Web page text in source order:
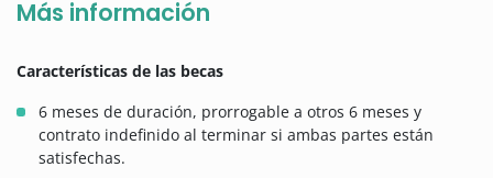
Más información
Características de las becas
6 meses de duración, prorrogable a otros 6 meses y
contrato indefinido al terminar si ambas partes están
satisfechas.